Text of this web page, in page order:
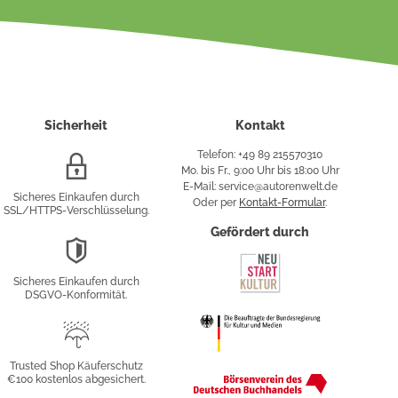
Sicherheit
Verschlüsselung
Sicheres Einkaufen durch
SSL/HTTPS-Verschlüsselung.
Sicheres Einkaufen durch
DSGVO-Konformität.
Käuferschutz
Trusted Shop Käuferschutz
€100 kostenlos abgesichert.
Kontakt
Telefon: +49 89 215570310
Mo. bis Fr., 9:00 Uhr bis 18:00 Uhr
E-Mail: service@autorenwelt.de
Oder per Kontakt-Formular.
Gefördert durch